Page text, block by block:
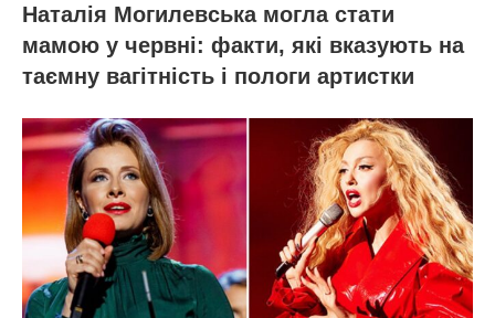
ЧИТАЙ ТАКОЖ:“Буде якийсь чоловік, і не
один”: донька Олі Полякової стала